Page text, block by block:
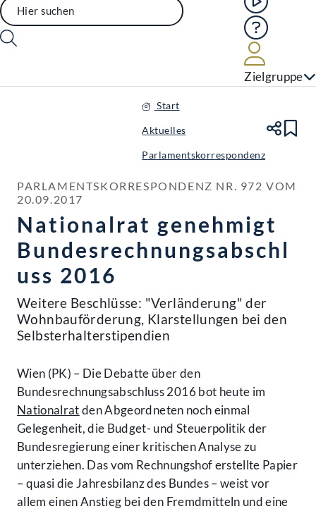
Hilfe
Zielgruppe
Start
Aktuelles
Parlamentskorrespondenz
PARLAMENTSKORRESPONDENZ NR. 972 VOM
20.09.2017
Nationalrat genehmigt
Bundesrechnungsabschl
uss 2016
Weitere Beschlüsse: "Verländerung" der
Wohnbauförderung, Klarstellungen bei den
Selbsterhalterstipendien
Wien (PK) – Die Debatte über den
Bundesrechnungsabschluss 2016 bot heute im
Nationalratden Abgeordneten noch einmal
Gelegenheit, die Budget- und Steuerpolitik der
Bundesregierung einer kritischen Analyse zu
unterziehen. Das vom Rechnungshof erstellte Papier
– quasi die Jahresbilanz des Bundes – weist vor
allem einen Anstieg bei den Fremdmitteln und eine